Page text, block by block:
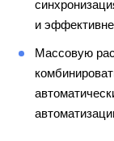
и
Массовую